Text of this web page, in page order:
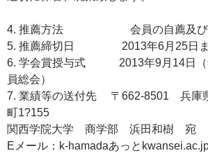
4. 推薦方法 会員の自薦及び他
5. 推薦締切日 2013年6月25日ま
6. 学会賞授与式 2013年9月14日（
員総会）
7. 業績等の送付先 〒662‐8501 兵庫
町1?155
関西学院大学 商学部 浜田和樹 宛
Eメール：k-hamadaあっと